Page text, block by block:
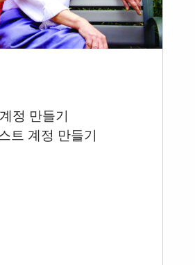
정 만들기
트 계정 만들기